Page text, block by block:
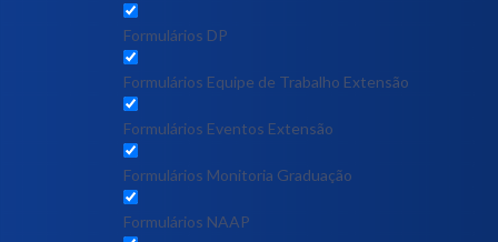
Formulários DP
Formulários Equipe de Trabalho Extensão
Formulários Eventos Extensão
Formulários Monitoria Graduação
Formulários NAAP